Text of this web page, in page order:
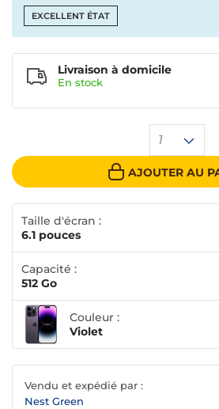
EXCELLENT ÉTAT
1
AJOUTER AU
Livraison à domicile
En stock
Taille d'écran :
6.1 pouces
Capacité :
512 Go
Couleur :
Violet
Vendu et expédié par :
Nest Green